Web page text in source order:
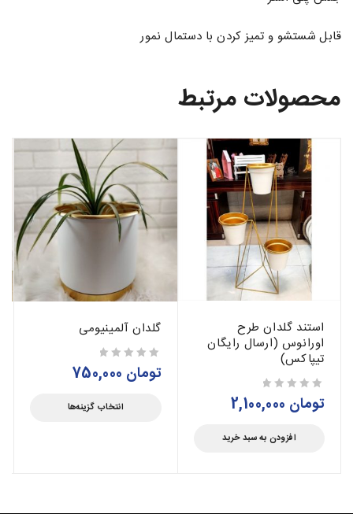
قابل شستشو و تمیز کردن با دستمال نمور
محصولات مرتبط
استند گلدان طرح
اورانوس (ارسال رایگان
تیپاکس)
تومان
افزودن به سبد خرید
گلدان آلمینیومی
تومان
انتخاب گزینه‌ها